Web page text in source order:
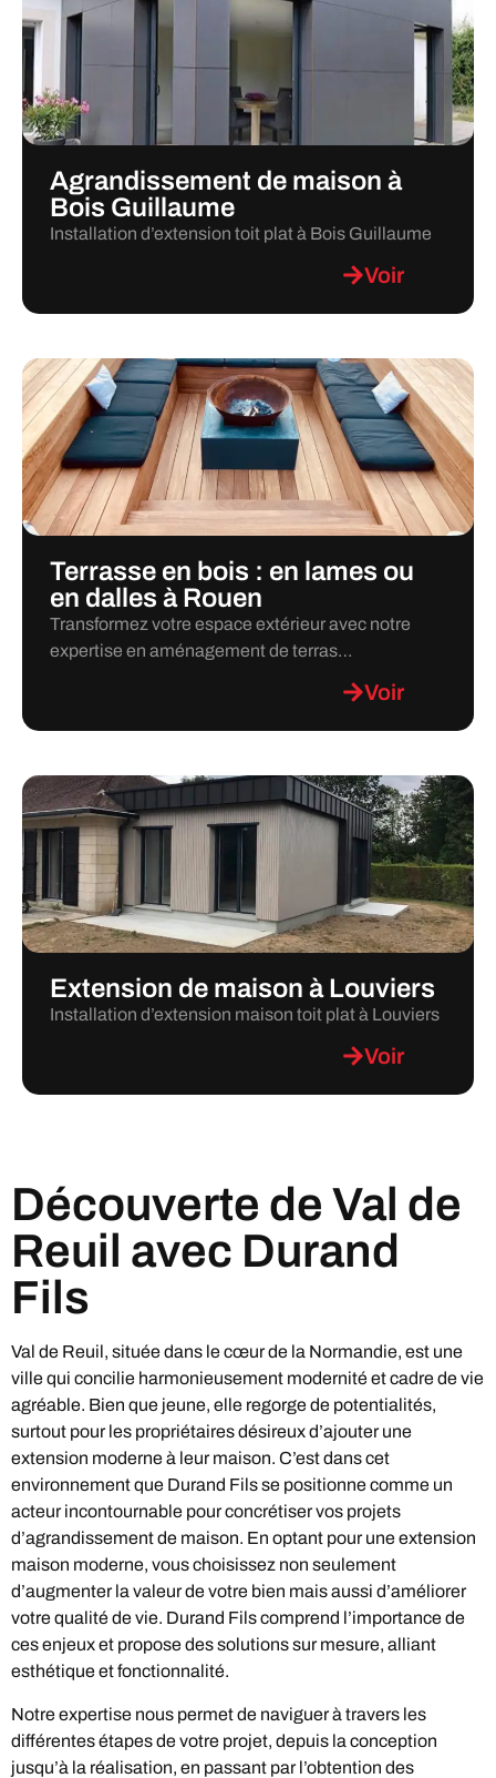
Agrandissement de maison à
Bois Guillaume
Installation d’extension toit plat à Bois Guillaume
Voir
Terrasse en bois : en lames ou
en dalles à Rouen
Transformez votre espace extérieur avec notre
expertise en aménagement de terras…
Voir
Extension de maison à Louviers
Installation d’extension maison toit plat à Louviers
Voir
Découverte de Val de
Reuil avec Durand
Fils
Val de Reuil, située dans le cœur de la Normandie, est une
ville qui concilie harmonieusement modernité et cadre de vie
agréable. Bien que jeune, elle regorge de potentialités,
surtout pour les propriétaires désireux d’ajouter une
extension moderne à leur maison. C’est dans cet
environnement que Durand Fils se positionne comme un
acteur incontournable pour concrétiser vos projets
d’agrandissement de maison. En optant pour une extension
maison moderne, vous choisissez non seulement
d’augmenter la valeur de votre bien mais aussi d’améliorer
votre qualité de vie. Durand Fils comprend l’importance de
ces enjeux et propose des solutions sur mesure, alliant
esthétique et fonctionnalité.
Notre expertise nous permet de naviguer à travers les
différentes étapes de votre projet, depuis la conception
jusqu’à la réalisation, en passant par l’obtention des